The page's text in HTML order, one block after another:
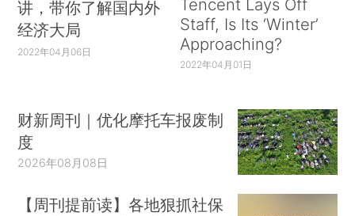
讲，带你了解国内外
经济大局
2022年04月06日
Tencent Lays Off
Staff, Is Its ‘Winter’
Approaching?
2022年04月01日
财新周刊｜优化摩托车报废制
度
2026年08月08日
【周刊提前读】各地狠抓社保